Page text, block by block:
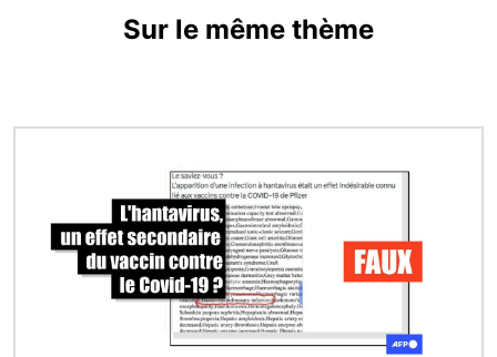
Sur le même thème